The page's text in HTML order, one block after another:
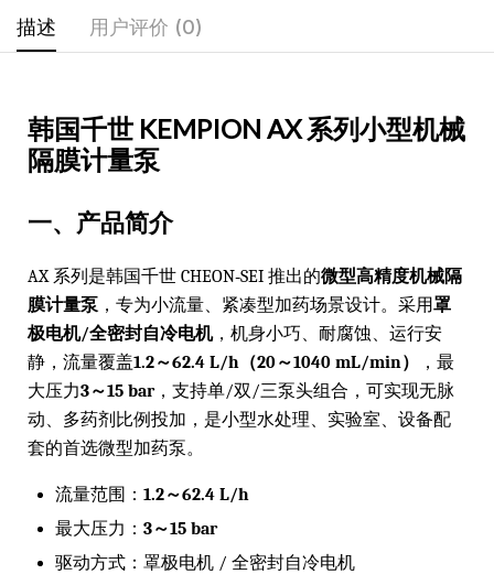
描述 用户评价 (0)
韩国千世 KEMPION AX 系列小型机械
隔膜计量泵
一、产品简介
AX 系列是韩国千世 CHEON‑SEI 推出的微型高精度机械隔
膜计量泵 ，专为小流量、紧凑型加药场景设计。采用罩
极电机/全密封自冷电机，机身小巧、耐腐蚀、运行安
静，流量覆盖1.2～62.4 L/h（20～1040 mL/min）
，最
大压力3～15 bar，支持单/双/三泵头组合，可实现无脉
动、多药剂比例投加，是小型水处理、实验室、设备配
套的首选微型加药泵。
流量范围： 1.2～62.4 L/h
最大压力： 3～15 bar
驱动方式：罩极电机 / 全密封自冷电机